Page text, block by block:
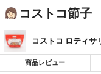
Skip
to
content
コストコ節子
コストコ ロティサ
商品レビュー